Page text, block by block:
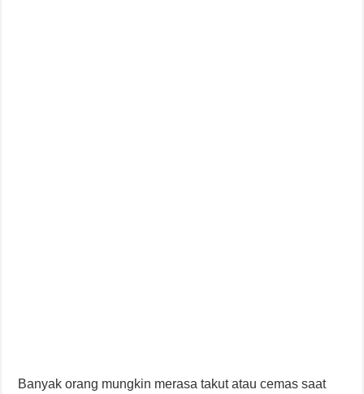
Banyak orang mungkin merasa takut atau cemas saat